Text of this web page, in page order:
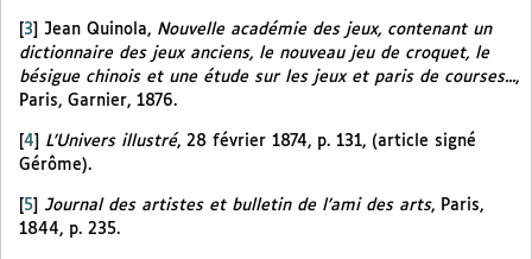
3 Jean Quinola, Nouvelle académie des jeux, contenant un
dictionnaire des jeux anciens, le nouveau jeu de croquet, le
bésigue chinois et une étude sur les jeux et paris de courses...,
Paris, Garnier, 1876.
4 L’Univers illustré, 28 février 1874, p. 131, (article signé
Gérôme).
[5] Journal des artistes et bulletin de l’ami des arts, Paris,
1844, p. 235.